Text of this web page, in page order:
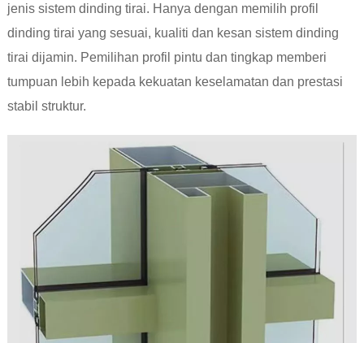
jenis sistem dinding tirai. Hanya dengan memilih profil
dinding tirai yang sesuai, kualiti dan kesan sistem dinding
tirai dijamin. Pemilihan profil pintu dan tingkap memberi
tumpuan lebih kepada kekuatan keselamatan dan prestasi
stabil struktur.